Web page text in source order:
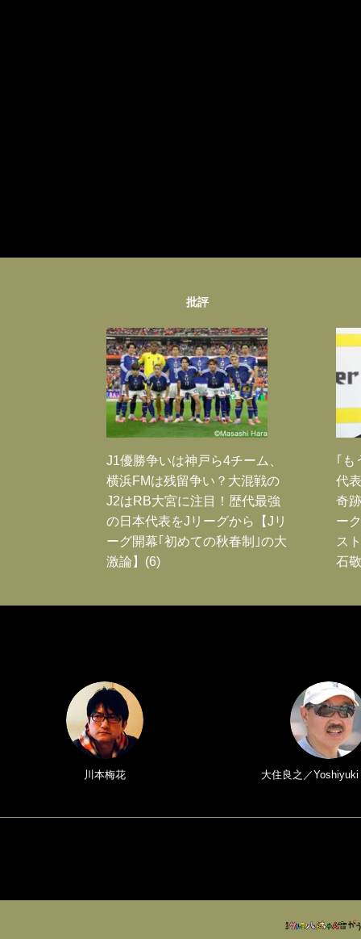
批評
J1優勝争いは神戸ら4チーム、
横浜FMは残留争い？大混戦の
J2はRB大宮に注目！歴代最強
の日本代表をJリーグから【Jリ
ーグ開幕｢初めての秋春制｣の大
激論】(6)
｢も
代
奇
ー
ス
石
川本梅花 大住良之／